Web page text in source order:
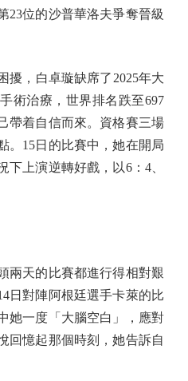
23位的沙普華洛夫爭奪晉級
，白卓璇缺席了2025年大
術治療，世界排名跌至697
帶着自信而來。資格賽三場
。15日的比賽中，她在開局
下上演逆轉好戲，以6：4、
天的比賽都進行得相對艱
日對陣阿根廷選手卡萊的比
她一度「大腦空白」，應對
回憶起那個時刻，她告訴自